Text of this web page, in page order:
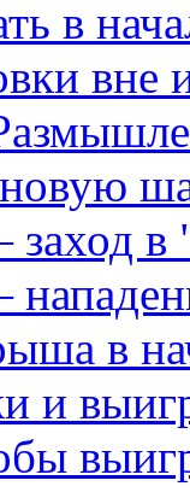
в
вне
новую
в
в
и